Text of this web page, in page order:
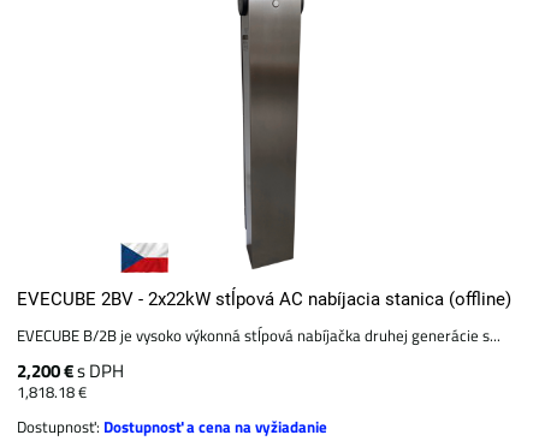
EVECUBE 2BV - 2x22kW stĺpová AC nabíjacia stanica (offline)
EVECUBE B/2B je vysoko výkonná stĺpová nabíjačka druhej generácie s...
2,200 €s DPH
1,818.18 €
Dostupnosť: Dostupnosť a cena na vyžiadanie